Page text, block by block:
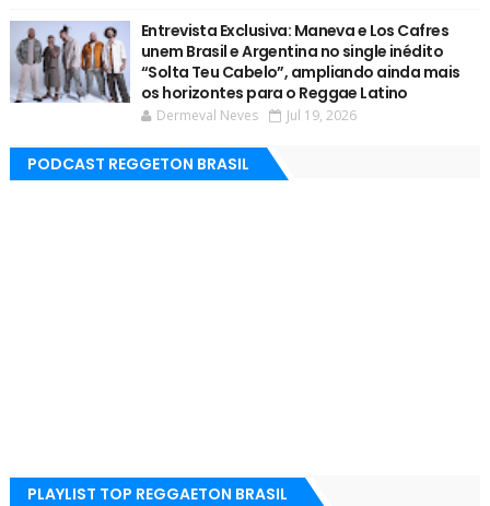
Entrevista Exclusiva: Maneva e Los Cafres
unem Brasil e Argentina no single inédito
“Solta Teu Cabelo”, ampliando ainda mais
os horizontes para o Reggae Latino
Dermeval Neves Jul 19, 2026
PODCAST REGGETON BRASIL
PLAYLIST TOP REGGAETON BRASIL